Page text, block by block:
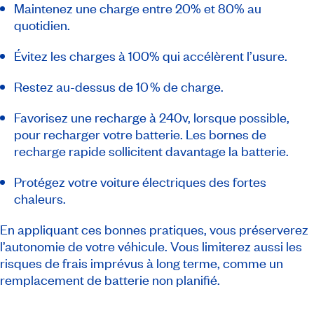
Maintenez une charge entre 20% et 80% au
quotidien.
Évitez les charges à 100% qui accélèrent l’usure.
Restez au-dessus de 10 % de charge.
Favorisez une recharge à 240v, lorsque possible,
pour recharger votre batterie. Les bornes de
recharge rapide sollicitent davantage la batterie.
Protégez votre voiture électriques des fortes
chaleurs.
En appliquant ces bonnes pratiques, vous préserverez
l’autonomie de votre véhicule. Vous limiterez aussi les
risques de frais imprévus à long terme, comme un
remplacement de batterie non planifié.